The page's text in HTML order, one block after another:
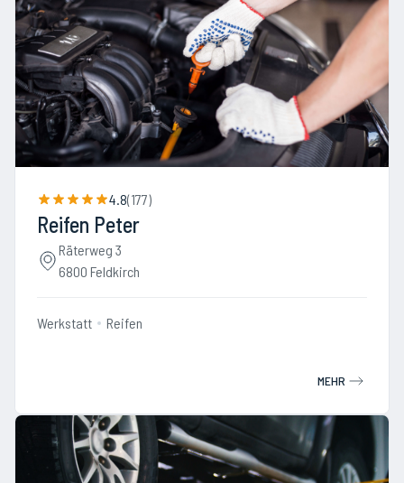
4.8(177)
Reifen Peter
Räterweg 3
6800 Feldkirch
Werkstatt Reifen
MEHR